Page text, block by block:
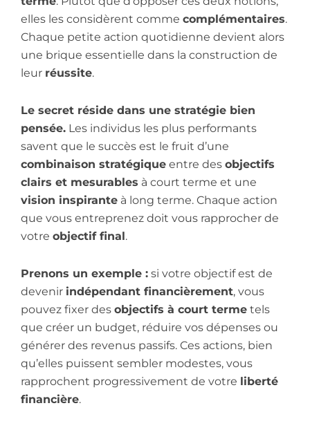
elles les considèrent comme complémentaires.
Chaque petite action quotidienne devient alors
une brique essentielle dans la construction de
leur réussite.
Le secret réside dans une stratégie bien
pensée. Les individus les plus performants
savent que le succès est le fruit d’une
combinaison stratégique entre des objectifs
clairs et mesurables à court terme et une
vision inspirante à long terme. Chaque action
que vous entreprenez doit vous rapprocher de
votre objectif final.
Prenons un exemple : si votre objectif est de
devenir indépendant financièrement, vous
pouvez fixer des objectifs à court terme tels
que créer un budget, réduire vos dépenses ou
générer des revenus passifs. Ces actions, bien
qu’elles puissent sembler modestes, vous
rapprochent progressivement de votre liberté
financière.